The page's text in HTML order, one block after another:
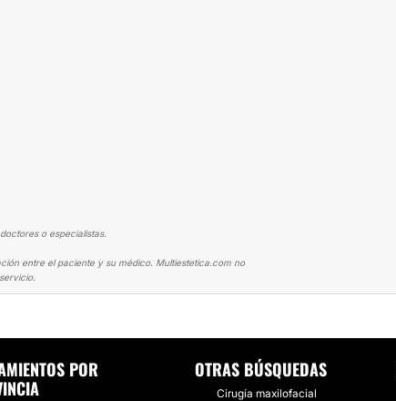
o especialistas.
entre el paciente y su médico. Multiestetica.com no
POR
OTRAS BÚSQUEDAS
Cirugía maxilofacial